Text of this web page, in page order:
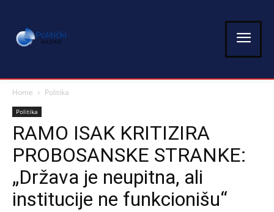
Home Politika
Politika
RAMO ISAK KRITIZIRA
PROBOSANSKE STRANKE:
„Država je neupitna, ali
institucije ne funkcionišu“